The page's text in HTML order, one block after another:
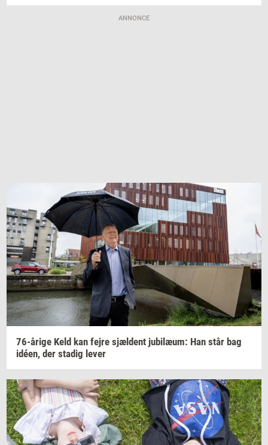
ANNONCE
76-​årige Keld kan fejre sjæl­dent ju­bilæum: Han står bag
idéen, der sta­dig lever